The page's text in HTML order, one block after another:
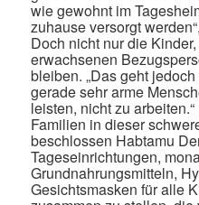
wie gewohnt im
zuhause versorgt
Doch nicht nur die
erwachsenen
bleiben. „Das geht
gerade sehr arme
leisten, nicht zu
Familien in dieser
beschlossen Habtamu
Tageseinrichtungen,
Grundnahrungsmitteln,
Gesichtsmasken für alle